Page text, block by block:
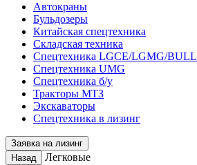
Автокраны
Бульдозеры
Китайская спецтехника
Складская техника
Спецтехника LGCE/LGMG/BULL
Спецтехника UMG
Спецтехника б/у
Тракторы МТЗ
Экскаваторы
Спецтехника в лизинг
Заявка на лизинг
Назад
Легковые